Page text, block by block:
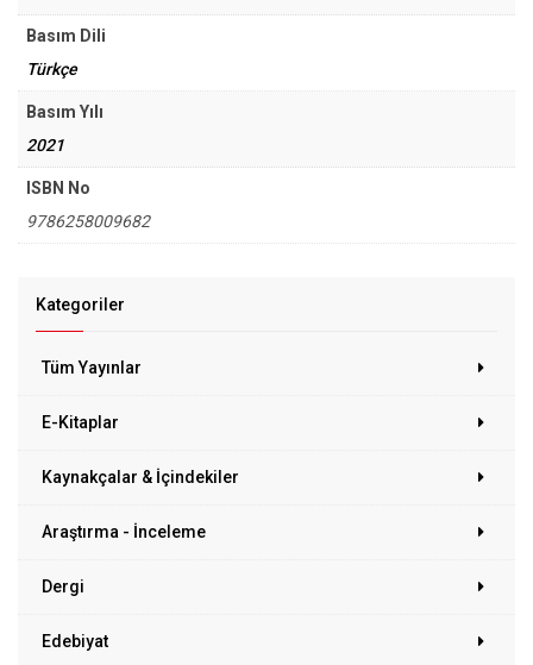
Kategoriler
Tüm Yayınlar
E-Kitaplar
Kaynakçalar & İçindekiler
Araştırma - İnceleme
Dergi
Edebiyat
Basım Dili
Türkçe
Basım Yılı
2021
ISBN No
9786258009682